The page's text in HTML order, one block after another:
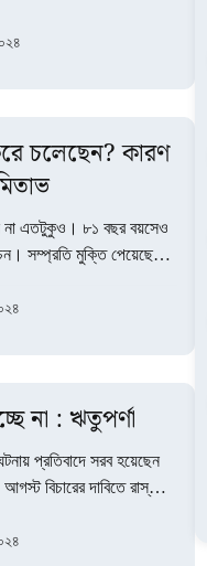
চলেছেন? কারণ
না এতটুকুও। ৮১ বছর বয়সেও
সম্প্রতি মুক্তি পেয়েছে
না : ঋতুপর্ণা
প্রতিবাদে সরব হয়েছেন
বিচারের দাবিতে রাস্তায়